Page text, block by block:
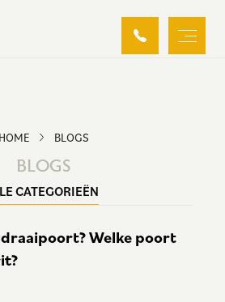
HOME BLOGS
BLOGS
CATEGORIEËN
Welke poort